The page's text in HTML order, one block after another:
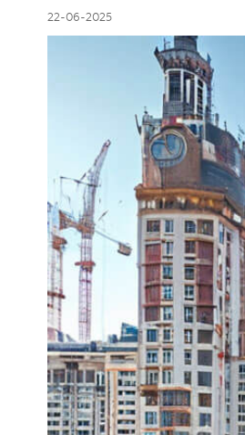
22-06-2025